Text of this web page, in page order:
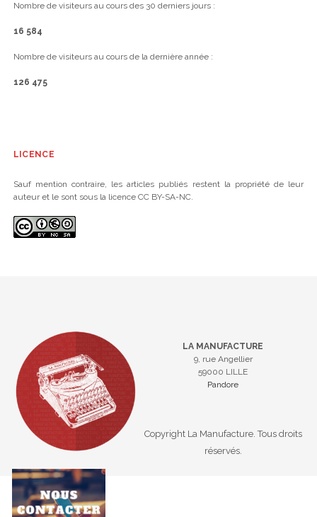
Nombre de visiteurs au cours des 30 derniers jours :
16 584
Nombre de visiteurs au cours de la dernière année :
126 475
LICENCE
Sauf mention contraire, les articles publiés restent la propriété de leur
auteur et le sont sous la licence CC BY-SA-NC.
LA MANUFACTURE
9, rue Angellier
59000 LILLE
Pandore
Copyright La Manufacture. Tous droits
réservés.